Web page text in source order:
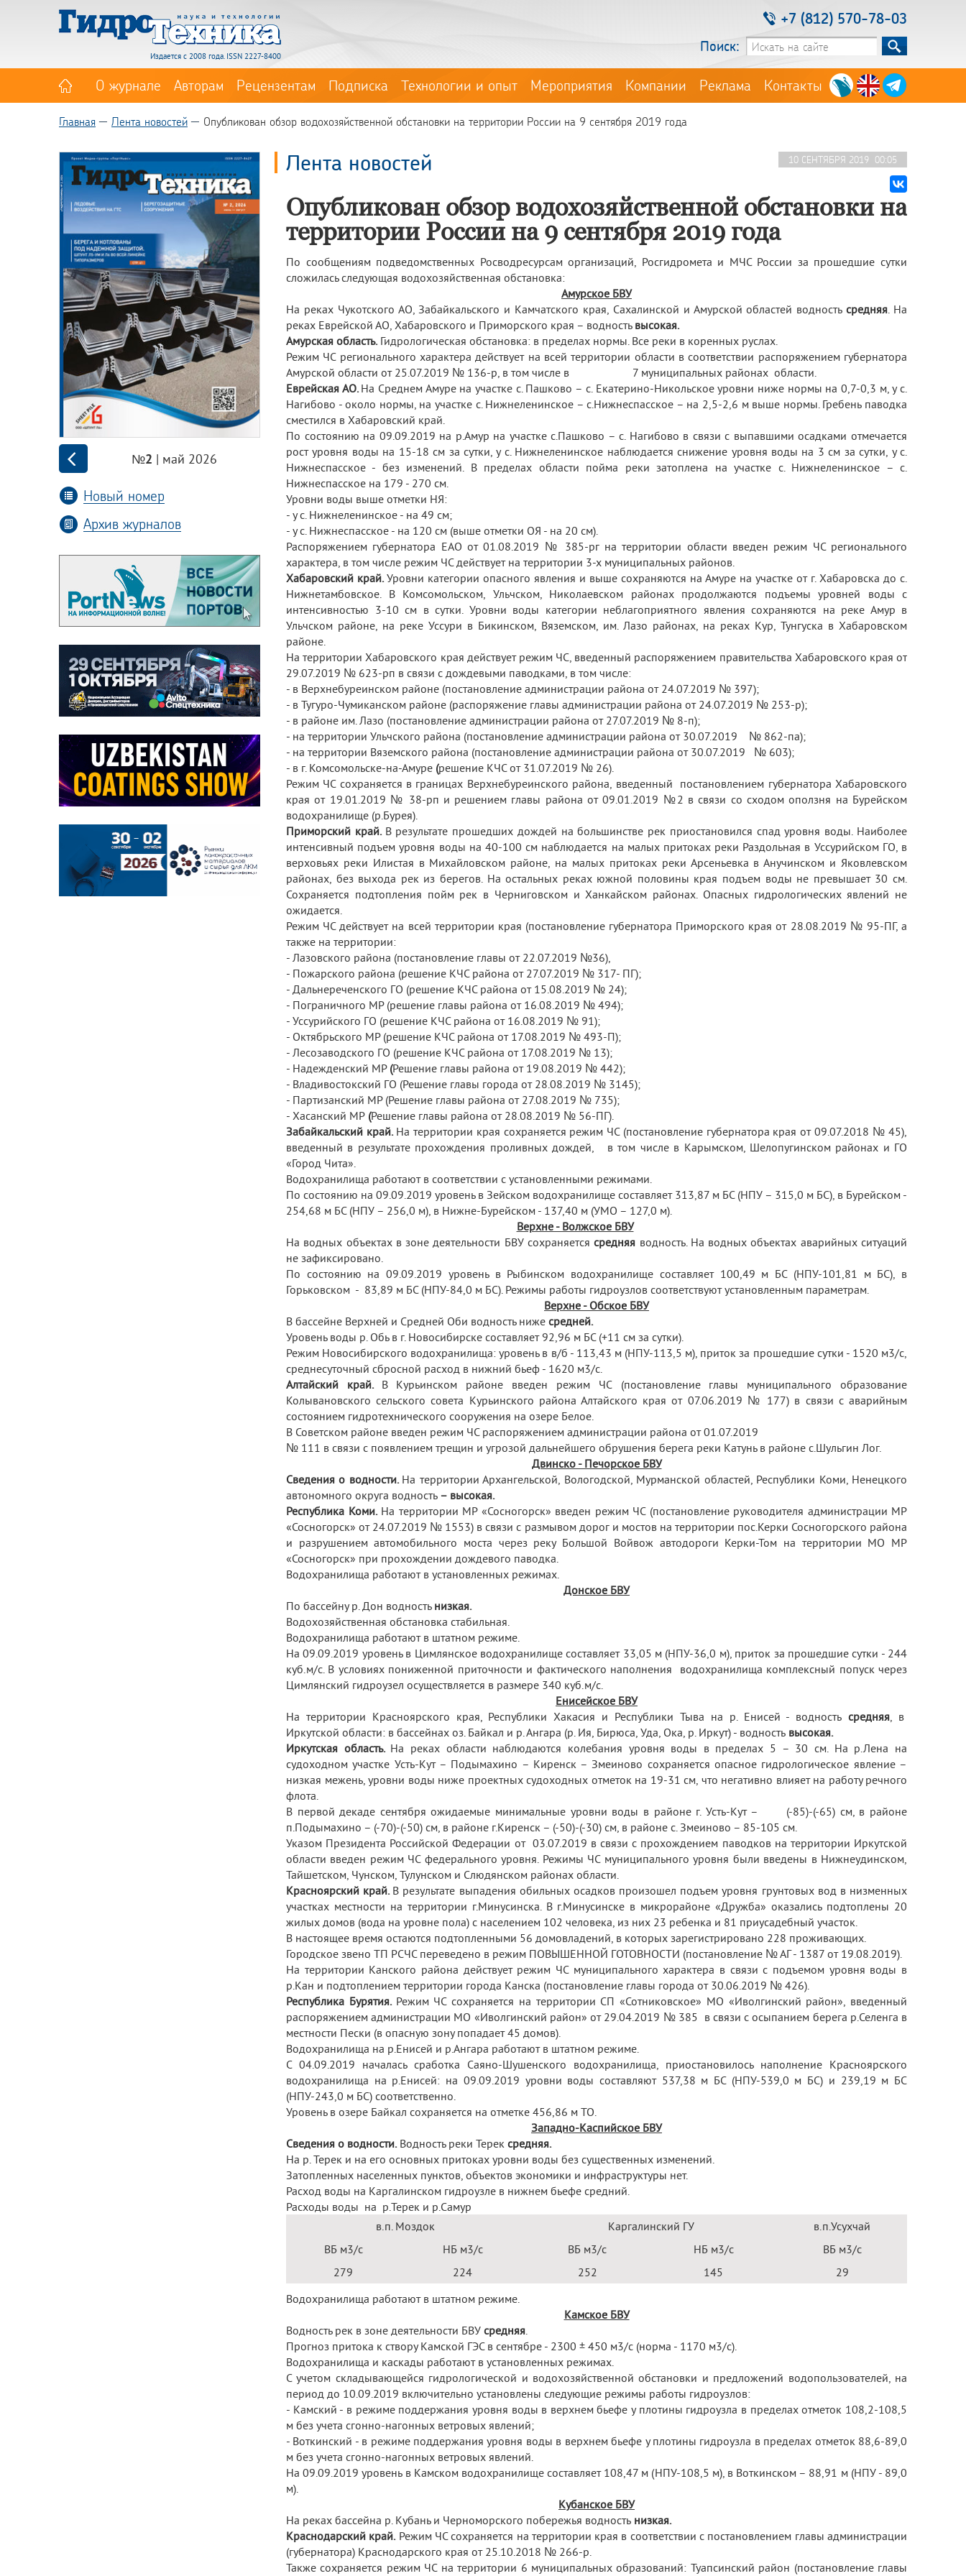
Издается с 2008 года. ISSN 2227-8400
+7 (812) 570-78-03
Поиск:
О журнале Авторам Рецензентам Подписка Технологии и опыт Мероприятия Компании Реклама Контакты
Главная Лента новостей Опубликован обзор водохозяйственной обстановки на территории России на 9 сентября 2019 года
№2 | май 2026
Новый номер
Архив журналов
10 СЕНТЯБРЯ 2019 00:05
Лента новостей
Опубликован обзор водохозяйственной обстановки на
территории России на 9 сентября 2019 года
По сообщениям подведомственных Росводресурсам организаций, Росгидромета и МЧС России за прошедшие сутки
сложилась следующая водохозяйственная обстановка:
Амурское БВУ
На реках Чукотского АО, Забайкальского и Камчатского края, Сахалинской и Амурской областей водностьсредняя. На
реках Еврейской АО, Хабаровского и Приморского края – водность высокая.
Амурская область.Гидрологическая обстановка: в пределах нормы. Все реки в коренных руслах.
Режим ЧС регионального характера действует на всей территории области в соответствии распоряжением губернатора
Амурской области от 25.07.2019 № 136-р, в том числе в 7 муниципальных районах области.
Еврейская АО.На Среднем Амуре на участке с. Пашково – с. Екатерино-Никольское уровни ниже нормы на 0,7-0,3 м, у с.
Нагибово - около нормы, на участке с. Нижнеленинское – с.Нижнеспасское – на 2,5-2,6 м выше нормы. Гребень паводка
сместился в Хабаровский край.
По состоянию на 09.09.2019 на р.Амур на участке с.Пашково – с. Нагибово в связи с выпавшими осадками отмечается
рост уровня воды на 15-18 см за сутки, у с. Нижнеленинское наблюдается снижение уровня воды на 3 см за сутки, у с.
Нижнеспасское - без изменений. В пределах области пойма реки затоплена на участке с. Нижнеленинское – с.
Нижнеспасское на 179 - 270 см.
Уровни воды выше отметки НЯ:
- у с. Нижнеленинское - на 49 см;
- у с. Нижнеспасское - на 120 см (выше отметки ОЯ - на 20 см).
Распоряжением губернатора ЕАО от 01.08.2019 № 385-рг на территории области введен режим ЧС регионального
характера, в том числе режим ЧС действует на территории 3-х муниципальных районов.
Хабаровский край. Уровни категории опасного явления и выше сохраняются на Амуре на участке от г. Хабаровска до с.
Нижнетамбовское. В Комсомольском, Ульчском, Николаевском районах продолжаются подъемы уровней воды с
интенсивностью 3-10 см в сутки. Уровни воды категории неблагоприятного явления сохраняются на реке Амур в
Ульчском районе, на реке Уссури в Бикинском, Вяземском, им. Лазо районах, на реках Кур, Тунгуска в Хабаровском
районе.
На территории Хабаровского края действует режим ЧС, введенный распоряжением правительства Хабаровского края от
29.07.2019 № 623-рп в связи с дождевыми паводками, в том числе:
- в Верхнебуреинском районе (постановление администрации района от 24.07.2019 № 397);
- в Тугуро-Чумиканском районе (распоряжение главы администрации района от 24.07.2019 № 253-р);
- в районе им. Лазо (постановление администрации района от 27.07.2019 № 8-п);
- на территории Ульчского района (постановление администрации района от 30.07.2019 № 862-па);
- на территории Вяземского района (постановление администрации района от 30.07.2019 № 603);
- в г. Комсомольске-на-Амуре (решение КЧС от 31.07.2019 № 26).
Режим ЧС сохраняется в границах Верхнебуреинского района, введенный постановлением губернатора Хабаровского
края от 19.01.2019 № 38-рп и решением главы района от 09.01.2019 №2 в связи со сходом оползня на Бурейском
водохранилище (р.Бурея).
Приморский край. В результате прошедших дождей на большинстве рек приостановился спад уровня воды. Наиболее
интенсивный подъем уровня воды на 40-100 см наблюдается на малых притоках реки Раздольная в Уссурийском ГО, в
верховьях реки Илистая в Михайловском районе, на малых притоках реки Арсеньевка в Анучинском и Яковлевском
районах, без выхода рек из берегов. На остальных реках южной половины края подъем воды не превышает 30 см.
Сохраняется подтопления пойм рек в Черниговском и Ханкайском районах. Опасных гидрологических явлений не
ожидается.
Режим ЧС действует на всей территории края (постановление губернатора Приморского края от 28.08.2019 № 95-ПГ, а
также на территории:
- Лазовского района (постановление главы от 22.07.2019 №36),
- Пожарского района (решение КЧС района от 27.07.2019 № 317- ПГ);
- Дальнереченского ГО (решение КЧС района от 15.08.2019 № 24);
- Пограничного МР (решение главы района от 16.08.2019 № 494);
- Уссурийского ГО (решение КЧС района от 16.08.2019 № 91);
- Октябрьского МР (решение КЧС района от 17.08.2019 № 493-П);
- Лесозаводского ГО (решение КЧС района от 17.08.2019 № 13);
- Надежденский МР (Решение главы района от 19.08.2019 № 442);
- Владивостокский ГО (Решение главы города от 28.08.2019 № 3145);
- Партизанский МР (Решение главы района от 27.08.2019 № 735);
- Хасанский МР (Решение главы района от 28.08.2019 № 56-ПГ).
Забайкальский край.На территории края сохраняется режим ЧС (постановление губернатора края от 09.07.2018 № 45),
введенный в результате прохождения проливных дождей, в том числе в Карымском, Шелопугинском районах и ГО
«Город Чита».
Водохранилища работают в соответствии с установленными режимами.
По состоянию на 09.09.2019 уровень в Зейском водохранилище составляет 313,87 м БС (НПУ – 315,0 м БС), в Бурейском -
254,68 м БС (НПУ – 256,0 м), в Нижне-Бурейском - 137,40 м (УМО – 127,0 м).
Верхне - Волжское БВУ
На водных объектах в зоне деятельности БВУ сохраняетсясредняя водность. На водных объектах аварийных ситуаций
не зафиксировано.
По состоянию на 09.09.2019 уровень в Рыбинском водохранилище составляет 100,49 м БС (НПУ-101,81 м БС), в
Горьковском - 83,89 м БС (НПУ-84,0 м БС). Режимы работы гидроузлов соответствуют установленным параметрам.
Верхне - Обское БВУ
В бассейне Верхней и Средней Оби водность ниже средней.
Уровень воды р. Обь в г. Новосибирске составляет 92,96 м БС (+11 cм за сутки).
Режим Новосибирского водохранилища: уровень в в/б - 113,43 м (НПУ-113,5 м), приток за прошедшие сутки - 1520 м3/с,
среднесуточный сбросной расход в нижний бьеф - 1620 м3/с.
Алтайский край.
В Курьинском районе введен режим ЧС
(постановление главы муниципального образование
Колывановского сельского совета Курьинского района Алтайского края от 07.06.2019 № 177) в связи с аварийным
состоянием гидротехнического сооружения на озере Белое.
В Советском районе введен режим ЧС распоряжением администрации района от 01.07.2019
№ 111 в связи с появлением трещин и угрозой дальнейшего обрушения берега реки Катунь в районе с.Шульгин Лог.
Двинско - Печорское БВУ
Сведения о водности. На территории Архангельской, Вологодской, Мурманской областей, Республики Коми, Ненецкого
автономного округа водность – высокая.
Республика Коми.На территории МР «Сосногорск» введен режим ЧС (постановление руководителя администрации МР
«Сосногорск» от 24.07.2019 № 1553) в связи с размывом дорог и мостов на территории пос.Керки Сосногорского района
и разрушением автомобильного моста через реку Большой Войвож автодороги Керки-Том на территории МО МР
«Сосногорск» при прохождении дождевого паводка.
Водохранилища работают в установленных режимах.
Донское БВУ
По бассейну р. Дон водность низкая.
Водохозяйственная обстановка стабильная.
Водохранилища работают в штатном режиме.
На 09.09.2019 уровень в Цимлянское водохранилище составляет 33,05 м (НПУ-36,0 м), приток за прошедшие сутки - 244
куб.м/с. В условиях пониженной приточности и фактического наполнения водохранилища комплексный попуск через
Цимлянский гидроузел осуществляется в размере 340 куб.м/с.
Енисейское БВУ
На территории Красноярского края, Республики Хакасия и Республики Тыва на р. Енисей - водность средняя, в
Иркутской области: в бассейнах оз. Байкал и р. Ангара (р. Ия, Бирюса, Уда, Ока, р. Иркут) - водность высокая.
Иркутская область. На реках области наблюдаются колебания уровня воды в пределах 5 – 30 см. На р.Лена на
судоходном участке Усть-Кут – Подымахино – Киренск – Змеиново сохраняется опасное гидрологическое явление –
низкая межень, уровни воды ниже проектных судоходных отметок на 19-31 см, что негативно влияет на работу речного
флота.
В первой декаде сентября ожидаемые минимальные уровни воды в районе г. Усть-Кут – (-85)-(-65) см, в районе
п.Подымахино – (-70)-(-50) см, в районе г.Киренск – (-50)-(-30) см, в районе с. Змеиново – 85-105 см.
Указом Президента Российской Федерации от 03.07.2019 в связи с прохождением паводков на территории Иркутской
области введен режим ЧС федерального уровня. Режимы ЧС муниципального уровня были введены в Нижнеудинском,
Тайшетском, Чунском, Тулунском и Слюдянском районах области.
Красноярский край. В результате выпадения обильных осадков произошел подъем уровня грунтовых вод в низменных
участках местности на территории г.Минусинска. В г.Минусинске в микрорайоне «Дружба» оказались подтоплены 20
жилых домов (вода на уровне пола) с населением 102 человека, из них 23 ребенка и 81 приусадебный участок.
В настоящее время остаются подтопленными 56 домовладений, в которых зарегистрировано 228 проживающих.
Городское звено ТП РСЧС переведено в режим ПОВЫШЕННОЙ ГОТОВНОСТИ (постановление № АГ - 1387 от 19.08.2019).
На территории Канского района действует режим ЧС муниципального характера в связи с подъемом уровня воды в
р.Кан и подтоплением территории города Канска (постановление главы города от 30.06.2019 № 426).
Республика Бурятия. Режим ЧС сохраняется на территории СП «Сотниковское» МО «Иволгинский район», введенный
распоряжением администрации МО «Иволгинский район» от 29.04.2019 № 385 в связи с осыпанием берега р.Селенга в
местности Пески (в опасную зону попадает 45 домов).
Водохранилища на р.Енисей и р.Ангара работают в штатном режиме.
С 04.09.2019 началась сработка Саяно-Шушенского водохранилища, приостановилось наполнение Красноярского
водохранилища на р.Енисей: на 09.09.2019 уровни воды составляют 537,38 м БС (НПУ-539,0 м БС) и 239,19 м БС
(НПУ-243,0 м БС) соответственно.
Уровень в озере Байкал сохраняется на отметке 456,86 м ТО.
Западно-Каспийское БВУ
Сведения о водности.Водность реки Терек средняя.
На р. Терек и на его основных притоках уровни воды без существенных изменений.
Затопленных населенных пунктов, объектов экономики и инфраструктуры нет.
Расход воды на Каргалинском гидроузле в нижнем бьефе средний.
Расходы воды на р.Терек и р.Самур
в.п. Моздок
Каргалинский ГУ
в.п.Усухчай
ВБ м3/с НБ м3/с ВБ м3/с НБ м3/с ВБ м3/с
279
224 252 145
29
Водохранилища работают в штатном режиме.
Камское БВУ
Водность рек в зоне деятельности БВУ средняя.
Прогноз притока к створу Камской ГЭС в сентябре - 2300 ± 450 м3/с (норма - 1170 м3/с).
Водохранилища и каскады работают в установленных режимах.
С учетом складывающейся гидрологической и водохозяйственной обстановки и предложений водопользователей, на
период до 10.09.2019 включительно установлены следующие режимы работы гидроузлов:
- Камский - в режиме поддержания уровня воды в верхнем бьефе у плотины гидроузла в пределах отметок 108,2-108,5
м без учета сгонно-нагонных ветровых явлений;
- Воткинский - в режиме поддержания уровня воды в верхнем бьефе у плотины гидроузла в пределах отметок 88,6-89,0
м без учета сгонно-нагонных ветровых явлений.
На 09.09.2019 уровень в Камском водохранилище составляет 108,47 м (НПУ-108,5 м), в Воткинском – 88,91 м (НПУ - 89,0
м).
Кубанское БВУ
На реках бассейна р. Кубань и Черноморского побережья водность низкая.
Краснодарский край.Режим ЧС сохраняется на территории края в соответствии с постановлением главы администрации
(губернатора) Краснодарского края от 25.10.2018 № 266-р.
Также сохраняется режим ЧС на территории 6 муниципальных образований: Туапсинский район (постановление главы